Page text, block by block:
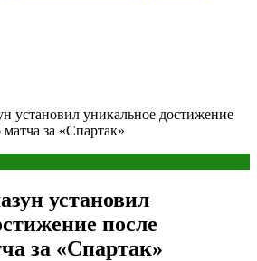
установил уникальное достижение
за «Спартак»
установил
после
за «Спартак»